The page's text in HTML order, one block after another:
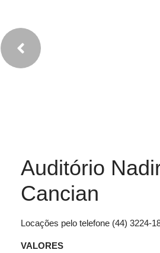
Auditório
Cancian
Locações pelo telefone (44) 3224-
VALORES